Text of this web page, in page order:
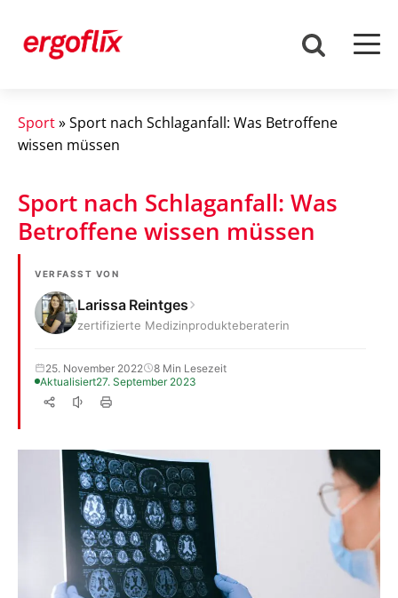
Sport»Sport nach Schlaganfall: Was Betroffene
wissen müssen
Sport nach Schlaganfall: Was
Betroffene wissen müssen
VERFASST VON
Larissa Reintges
zertifizierte Medizinprodukteberaterin
25. November 2022
8 Min Lesezeit
Aktualisiert27. September 2023